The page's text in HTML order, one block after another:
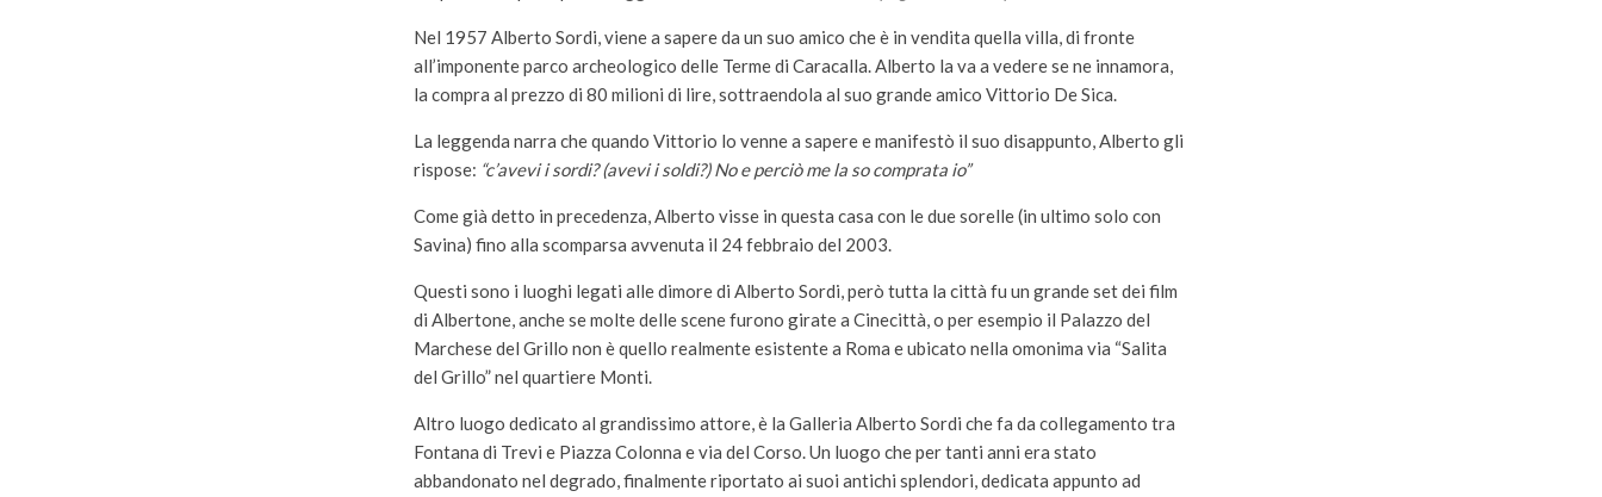
Nel 1957 Alberto Sordi, viene a sapere da un suo amico che è in vendita quella villa, di fronte
all’imponente parco archeologico delle Terme di Caracalla. Alberto la va a vedere se ne innamora,
la compra al prezzo di 80 milioni di lire, sottraendola al suo grande amico Vittorio De Sica.
La leggenda narra che quando Vittorio lo venne a sapere e manifestò il suo disappunto, Alberto gli
rispose: “c’avevi i sordi? (avevi i soldi?) No e perciò me la so comprata io”
Come già detto in precedenza, Alberto visse in questa casa con le due sorelle (in ultimo solo con
Savina) fino alla scomparsa avvenuta il 24 febbraio del 2003.
Questi sono i luoghi legati alle dimore di Alberto Sordi, però tutta la città fu un grande set dei film
di Albertone, anche se molte delle scene furono girate a Cinecittà, o per esempio il Palazzo del
Marchese del Grillo non è quello realmente esistente a Roma e ubicato nella omonima via “Salita
del Grillo” nel quartiere Monti.
Altro luogo dedicato al grandissimo attore, è la Galleria Alberto Sordi che fa da collegamento tra
Fontana di Trevi e Piazza Colonna e via del Corso. Un luogo che per tanti anni era stato
abbandonato nel degrado, finalmente riportato ai suoi antichi splendori, dedicata appunto ad